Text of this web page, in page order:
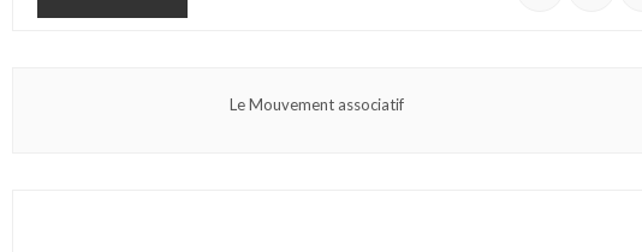
Le Mouvement associatif